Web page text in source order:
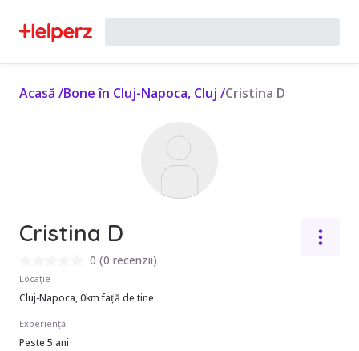
Acasă /Bone în Cluj-Napoca, Cluj /Cristina D
Cristina D
0 (0 recenzii)
Locație
Cluj-Napoca, 0km față de tine
Experiență
Peste 5 ani